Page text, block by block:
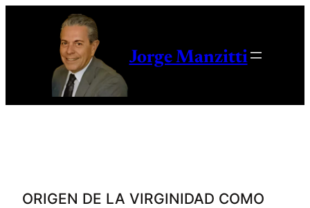
Jorge Manzitti
ORIGEN DE LA VIRGINIDAD COMO